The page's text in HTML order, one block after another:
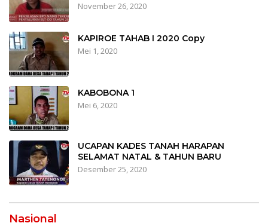
November 26, 2020
KAPIROE TAHAB I 2020 Copy
Mei 1, 2020
KABOBONA 1
Mei 6, 2020
UCAPAN KADES TANAH HARAPAN
SELAMAT NATAL & TAHUN BARU
Desember 25, 2020
Nasional